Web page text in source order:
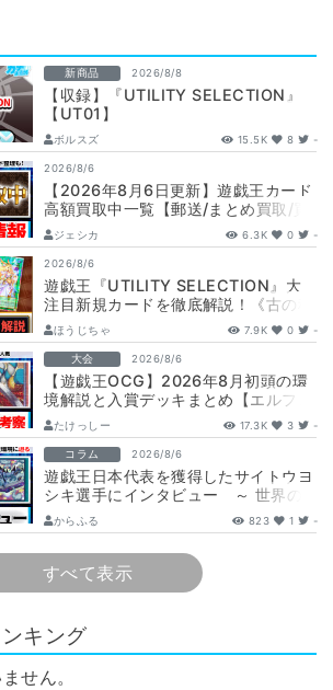
新商品 2026/8/8
【収録】『UTILITY SELECTION』
【UT01】
ボルスズ 15.5K 8 -
2026/8/6
【2026年8月6日更新】遊戯王カード
高額買取中一覧【郵送/まとめ買取/買
取表/相場/レリーフ】
ジェシカ 6.3K 0 -
2026/8/6
遊戯王『UTILITY SELECTION』大
注目新規カードを徹底解説！《古の秘
儀/聖なる心のバリア －マイン…
ほうじちゃ 7.9K 0 -
大会 2026/8/6
【遊戯王OCG】2026年8月初頭の環
境解説と入賞デッキまとめ【エルフェ
ンノーツ/トゥーン/キラーチューン/
ウ…
たけっしー 17.3K 3 -
コラム 2026/8/6
遊戯王日本代表を獲得したサイトウヨ
シキ選手にインタビュー ～ 世界の
舞台へ挑む、サイトウ選手の軌跡と決
意 ～
からふる 823 1 -
すべて表示
キング
せん。